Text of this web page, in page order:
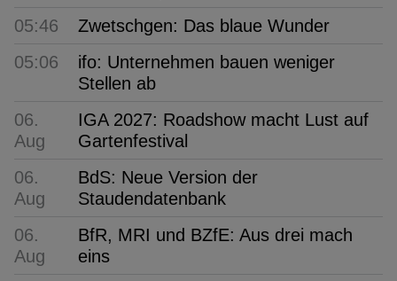
05:46
Zwetschgen: Das blaue Wunder
05:06
ifo: Unternehmen bauen weniger
Stellen ab
06.
Aug
IGA 2027: Roadshow macht Lust auf
Gartenfestival
06.
Aug
BdS: Neue Version der
Staudendatenbank
06.
Aug
BfR, MRI und BZfE: Aus drei mach
eins